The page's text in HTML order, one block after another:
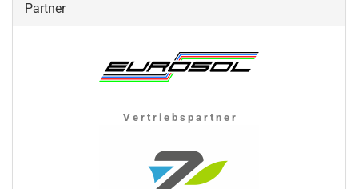
Partner
V e r t r i e b s p a r t n e r